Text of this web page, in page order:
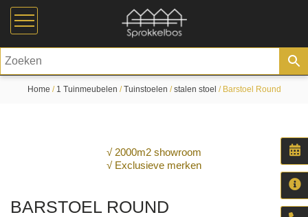
Home / 1 Tuinmeubelen /Tuinstoelen /stalen stoel / Barstoel Round
√ 2000m2 showroom
√ Exclusieve merken
BARSTOEL ROUND